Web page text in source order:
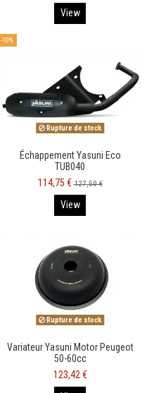
View
-10%
Rupture de stock
Échappement Yasuni Eco
TUB040
114,75 € 127,50 €
View
Rupture de stock
Variateur Yasuni Motor Peugeot
50-60cc
123,42 €